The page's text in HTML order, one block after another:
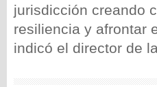
jurisdicción creando
resiliencia y afrontar
indicó el director de